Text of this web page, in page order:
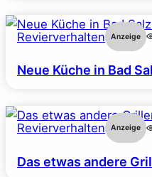
Revierverhalten Anzeige
Neue Küche in Bad
Revierverhalten Anzeige
Das etwas andere